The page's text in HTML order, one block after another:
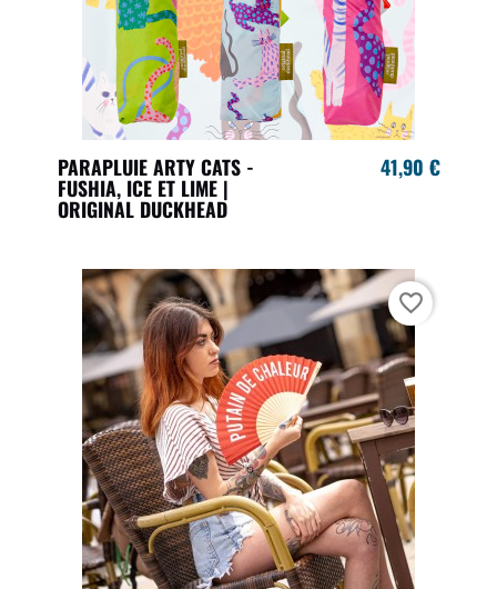
PARAPLUIE ARTY CATS -
FUSHIA, ICE ET LIME |
ORIGINAL DUCKHEAD
41,90 €
favorite_border